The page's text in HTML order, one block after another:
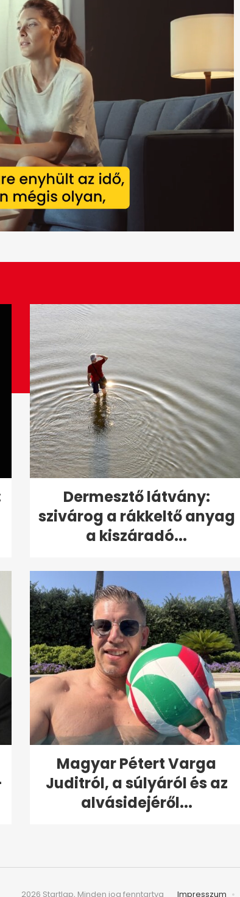
Dermesztő látvány:
szivárog a rákkeltő anyag
a kiszáradó...
Magyar Pétert Varga
Juditról, a súlyáról és az
alvásidejéről...
Impresszum
2026 Startlap, Minden jog fenntartva